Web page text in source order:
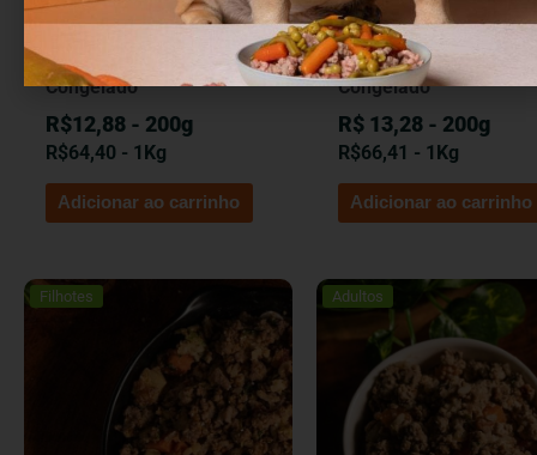
Cozidinho de Porco
Congelado
R$12,88 - 200g
R$64,40 - 1Kg
Adicionar ao carrinho
Entrega em Recife e
Franguinho caipira
Congelado
R$ 13,28 - 200g
R$66,41 - 1Kg
Adicionar ao carrinho
Filhotes Adultos